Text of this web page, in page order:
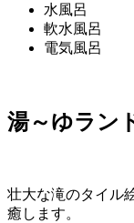
水風呂
軟水風呂
電気風呂
湯～ゆラン
壮大な滝のタイル
癒します。